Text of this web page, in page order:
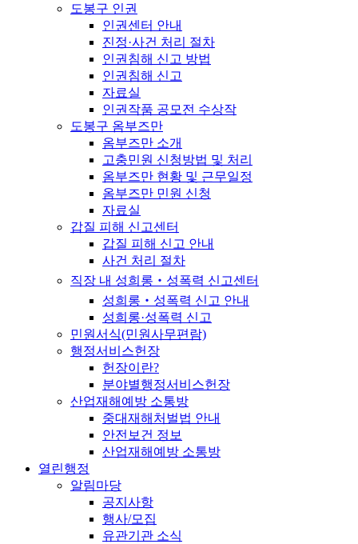
도봉구 인권
인권센터 안내
진정·사건 처리 절차
인권침해 신고 방법
인권침해 신고
자료실
인권작품 공모전 수상작
도봉구 옴부즈만
옴부즈만 소개
고충민원 신청방법 및 처리
옴부즈만 현황 및 근무일정
옴부즈만 민원 신청
자료실
갑질 피해 신고센터
갑질 피해 신고 안내
사건 처리 절차
직장 내 성희롱‧성폭력 신고센터
성희롱‧성폭력 신고 안내
성희롱·성폭력 신고
민원서식(민원사무편람)
행정서비스헌장
헌장이란?
분야별행정서비스헌장
산업재해예방 소통방
중대재해처벌법 안내
안전보건 정보
산업재해예방 소통방
열린행정
알림마당
공지사항
행사/모집
유관기관 소식